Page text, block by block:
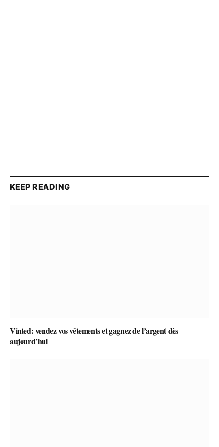
KEEP READING
Vinted: vendez vos vêtements et gagnez de l’argent dès
aujourd’hui